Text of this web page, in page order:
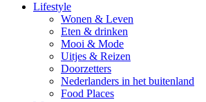
Lifestyle
Wonen & Leven
Eten & drinken
Mooi & Mode
Uitjes & Reizen
Doorzetters
Nederlanders in het buitenland
Food Places